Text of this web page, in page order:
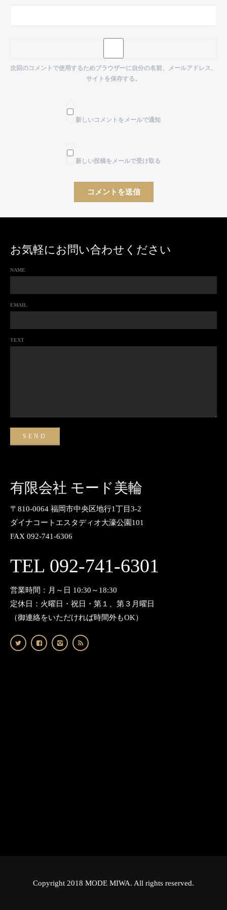
次回のコメントで使用するためブラウザーに自分の名前、メールアドレス、
サイトを保存する。
新しいコメントをメールで通知
新しい投稿をメールで受け取る
お気軽にお問い合わせください
NAME
EMAIL
TEXT
有限会社 モード美輪
〒810-0064 福岡市中央区地行1丁目3-2
ダイナコートエスタディオ大濠公園101
FAX 092-741-6306
TEL 092-741-6301
営業時間：月～日 10:30～18:30
定休日：火曜日・祝日・第１、第３月曜日
（御連絡をいただければ時間外もOK）
Copyright 2018 MODE MIWA. All rights reserved.